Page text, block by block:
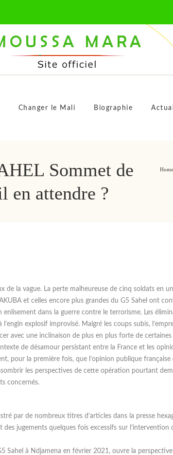
Changer le Mali Biographie
Home
Sommet de
en attendre ?
de la vague. La perte malheureuse de cinq soldats en
et celles encore plus grandes du G5 Sahel ont
dans la guerre contre le terrorisme. Les
explosif improvisé. Malgré les coups subis,
avec une inclinaison de plus en plus forte de certaines
de désamour persistant entre la France et les
pour la première fois, que l’opinion publique française
les perspectives de cette opération pourtant
concernés.
par de nombreux titres d’articles dans la presse
jugements quelques fois excessifs sur l’intervention
Sahel à Ndjamena en février 2021, ouvre la